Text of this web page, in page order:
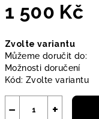
1 500 Kč
cena:
Zvolte variantu
Můžeme doručit do:
Možnosti doručení
Kód: Zvolte variantu
+
−